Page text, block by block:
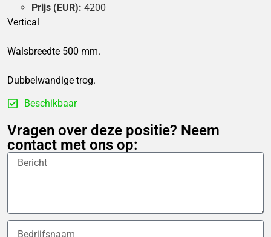
Prijs (EUR): 4200
Vertical
Walsbreedte 500 mm.
Dubbelwandige trog.
Beschikbaar
Vragen over deze positie? Neem
contact met ons op: